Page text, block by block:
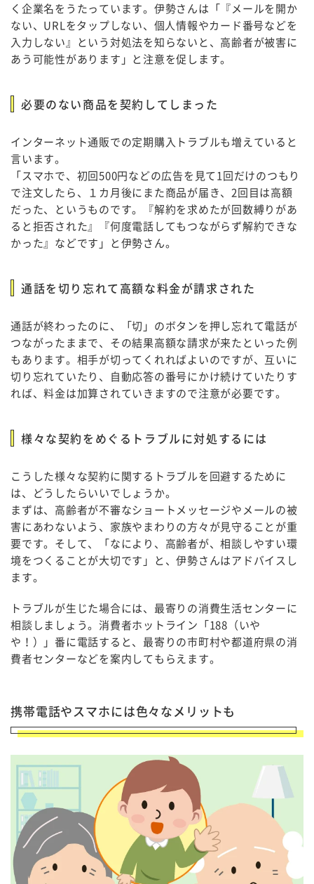
く企業名をうたっています。伊勢さんは「『メールを開か
ない、URLをタップしない、個人情報やカード番号などを
入力しない』という対処法を知らないと、高齢者が被害に
あう可能性があります」と注意を促します。
必要のない商品を契約してしまった
インターネット通販での定期購入トラブルも増えていると
言います。
「スマホで、初回500円などの広告を見て1回だけのつもり
で注文したら、１カ月後にまた商品が届き、2回目は高額
だった、というものです。『解約を求めたが回数縛りがあ
ると拒否された』『何度電話してもつながらず解約できな
かった』などです」と伊勢さん。
通話を切り忘れて高額な料金が請求された
通話が終わったのに、「切」のボタンを押し忘れて電話が
つながったままで、その結果高額な請求が来たといった例
もあります。相手が切ってくれればよいのですが、互いに
切り忘れていたり、自動応答の番号にかけ続けていたりす
れば、料金は加算されていきますので注意が必要です。
様々な契約をめぐるトラブルに対処するには
こうした様々な契約に関するトラブルを回避するために
は、どうしたらいいでしょうか。
まずは、高齢者が不審なショートメッセージやメールの被
害にあわないよう、家族やまわりの方々が見守ることが重
要です。そして、「なにより、高齢者が、相談しやすい環
境をつくることが大切です」と、伊勢さんはアドバイスし
ます。
トラブルが生じた場合には、最寄りの消費生活センターに
相談しましょう。消費者ホットライン「188（いや
や！）」番に電話すると、最寄りの市町村や都道府県の消
費者センターなどを案内してもらえます。
携帯電話やスマホには色々なメリットも